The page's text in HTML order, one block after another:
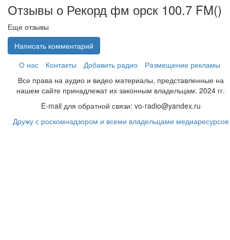
Отзывы о Рекорд фм орск 100.7 FM()
Еще отзывы
Написать комментарий
О нас
Контакты Добавить радио
Размещение рекламы
Все права на аудио и видео материалы, представленные на
нашем сайте принадлежат их законным владельцам. 2024 гг.
E-mail для обратной связи: vo-radio@yandex.ru
Дружу с роскомнадзором и всеми владельцами медиаресурсов